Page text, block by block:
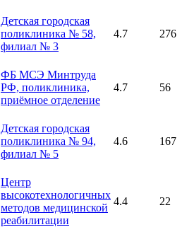
Детская городская
поликлиника № 58,
филиал № 3
4.7 276
ФБ МСЭ Минтруда
РФ, поликлиника,
приёмное отделение
4.7 56
Детская городская
поликлиника № 94,
филиал № 5
4.6 167
Центр
высокотехнологичных
методов медицинской
реабилитации
4.4 22